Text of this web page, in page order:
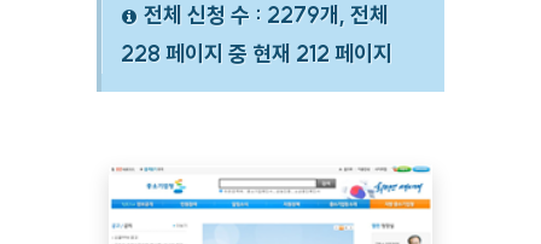
전체 신청 수 : 2279개, 전체
228 페이지 중 현재 212 페이지